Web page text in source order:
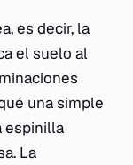
es decir, la
el suelo al
una simple
espinilla
La